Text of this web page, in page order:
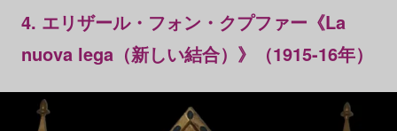
4. エリザール・フォン・クプファー《La
nuova lega（新しい結合）》（1915-16年）